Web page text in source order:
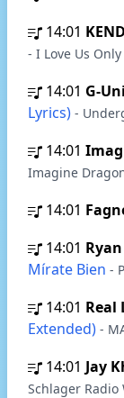
14:01
- I Love Us
14:01 G-
Lyrics) -
14:01
Imagine
14:01
14:01
Mírate Bien -
14:01 Real
Extended) -
14:01 Jay
Schlager Radio